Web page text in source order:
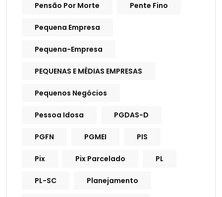
Pensão Por Morte Pente Fino
Pequena Empresa
Pequena-Empresa
PEQUENAS E MÉDIAS EMPRESAS
Pequenos Negócios
Pessoa Idosa PGDAS-D
PGFN PGMEI PIS
Pix Pix Parcelado PL
PL-SC Planejamento